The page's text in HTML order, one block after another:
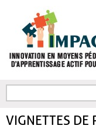
FORMULAIRE DE
VIGNETTES DE